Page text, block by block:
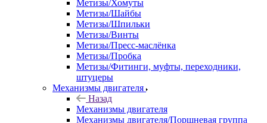
Метизы/Хомуты
Метизы/Шайбы
Метизы/Шпильки
Метизы/Винты
Метизы/Пресс-маслёнка
Метизы/Пробка
Метизы/Фитинги, муфты, переходники,
штуцеры
Механизмы двигателя
Назад
Механизмы двигателя
Механизмы двигателя/Поршневая группа